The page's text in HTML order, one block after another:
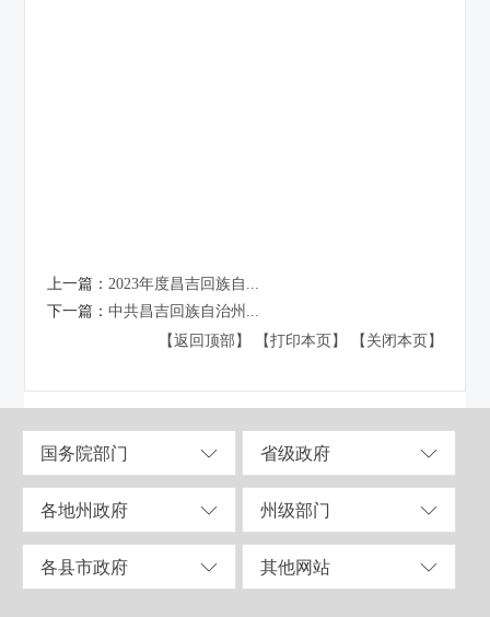
上一篇： 2023年度昌吉回族自...
下一篇：中共昌吉回族自治州...
【返回顶部】
【打印本页】 【关闭本页】
国务院部门 省级政府
各地州政府 州级部门
各县市政府 其他网站